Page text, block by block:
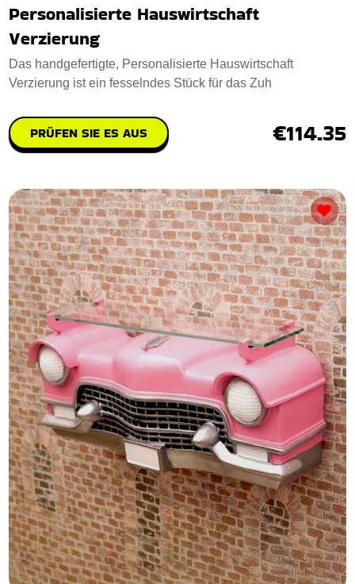
Personalisierte Hauswirtschaft
Verzierung
Das handgefertigte, Personalisierte Hauswirtschaft
Verzierung ist ein fesselndes Stück für das Zuh
PRÜFEN SIE ES AUS €114.35